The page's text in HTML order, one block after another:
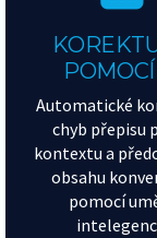
Automatické
chyb přepisu
kontextu a
obsahu
pomocí